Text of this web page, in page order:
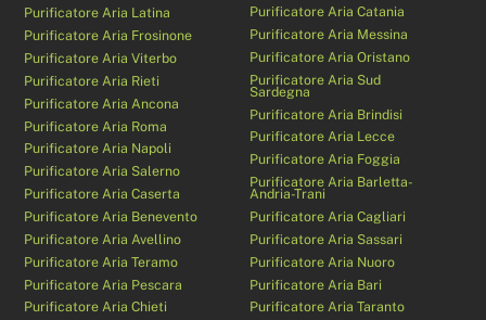
Purificatore Aria Latina
Purificatore Aria Frosinone
Purificatore Aria Viterbo
Purificatore Aria Rieti
Purificatore Aria Ancona
Purificatore Aria Roma
Purificatore Aria Napoli
Purificatore Aria Salerno
Purificatore Aria Caserta
Purificatore Aria Benevento
Purificatore Aria Avellino
Purificatore Aria Teramo
Purificatore Aria Pescara
Purificatore Aria Chieti
Purificatore Aria Catania
Purificatore Aria Messina
Purificatore Aria Oristano
Purificatore Aria Sud
Sardegna
Purificatore Aria Brindisi
Purificatore Aria Lecce
Purificatore Aria Foggia
Purificatore Aria Barletta-
Andria-Trani
Purificatore Aria Cagliari
Purificatore Aria Sassari
Purificatore Aria Nuoro
Purificatore Aria Bari
Purificatore Aria Taranto